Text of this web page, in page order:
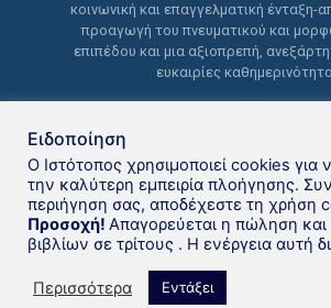
κοινωνική και επαγγελματική ένταξη-
προαγωγή του πνευματικού και
επιπέδου και μια αξιοπρεπή,
ευκαιρίες
Δανειστική
Τυφλών της Ελλάδoς
Ειδοποίηση
Ο Ιστότοπος χρησιμοποιεί cookies για
την καλύτερη εμπειρία πλοήγησης.
περιήγηση σας, αποδέχεστε τη χρήση
Προσοχή! Απαγορεύεται η πώληση
βιβλίων σε τρίτους . Η ενέργεια αυτή
Περισσότερα Εντάξει